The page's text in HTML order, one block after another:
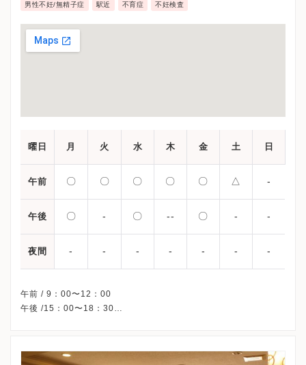
男性不妊/無精子症 駅近 不育症 不妊検査
曜日 月 火 水 木 金 土 日
午前 〇 〇 〇 〇 〇 △ -
午後 〇 - 〇 -- 〇 - -
夜間 - - - - - - -
午前 / 9：00〜12：00
午後 /15：00〜18：30
※詳細はクリニックHPを確認、または直接お問い合わせくださ